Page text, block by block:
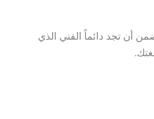
أن تجد دائماً الفني الذي